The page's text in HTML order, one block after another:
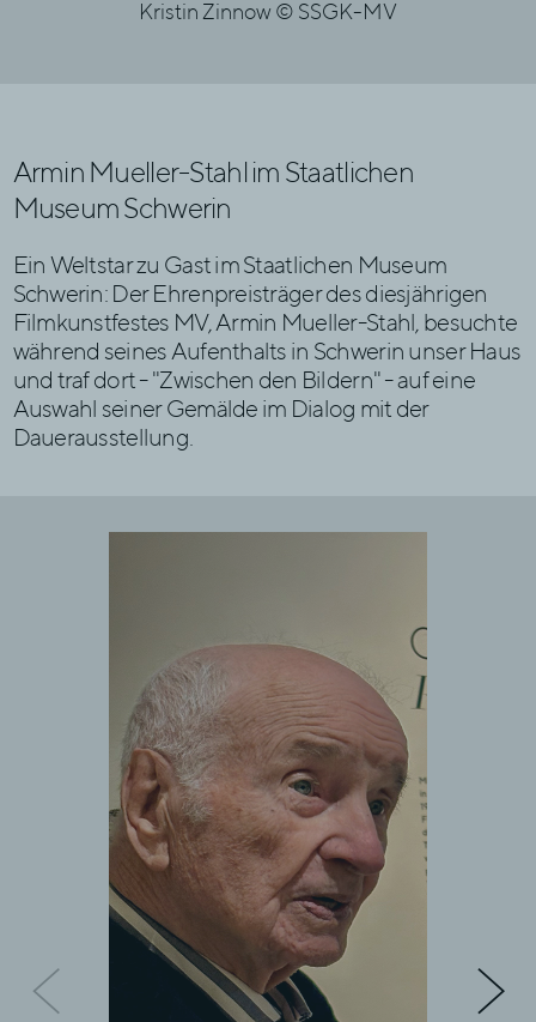
Kristin Zinnow © SSGK-MV
Armin Mueller-Stahl im Staatlichen
Museum Schwerin
Ein Weltstar zu Gast im Staatlichen Museum
Schwerin: Der Ehrenpreisträger des diesjährigen
Filmkunstfestes MV, Armin Mueller-Stahl, besuchte
während seines Aufenthalts in Schwerin unser Haus
und traf dort - "Zwischen den Bildern" - auf eine
Auswahl seiner Gemälde im Dialog mit der
Dauerausstellung.